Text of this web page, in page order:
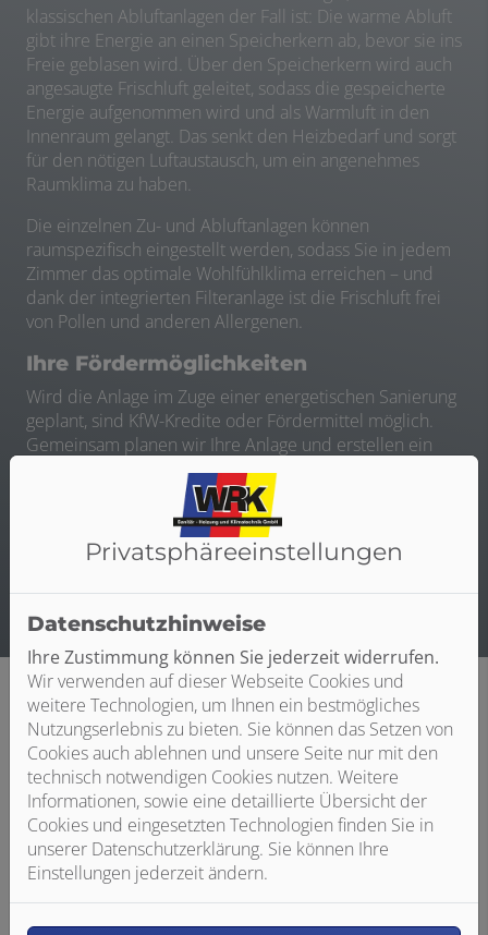
klassischen Abluftanlagen der Fall ist: Die warme Abluft
gibt ihre Energie an einen Speicherkern ab, bevor sie ins
Freie geblasen wird. Über den Speicherkern wird auch
angesaugte Frischluft geleitet, sodass die gespeicherte
Energie aufgenommen wird und als Warmluft in den
Innenraum gelangt. Das senkt den Heizbedarf und sorgt
für den nötigen Luftaustausch, um ein angenehmes
Raumklima zu haben.
Die einzelnen Zu- und Abluftanlagen können
raumspezifisch eingestellt werden, sodass Sie in jedem
Zimmer das optimale Wohlfühlklima erreichen – und
dank der integrierten Filteranlage ist die Frischluft frei
von Pollen und anderen Allergenen.
Ihre Fördermöglichkeiten
Wird die Anlage im Zuge einer energetischen Sanierung
geplant, sind KfW-Kredite oder Fördermittel möglich.
Gemeinsam planen wir Ihre Anlage und erstellen ein
Lüftungskonzept gemäß DIN 1946-6, sodass einer
möglichen Förderung nichts mehr im Weg steht. Gerne
beraten wir Sie ausführlicher zu den Möglichkeiten
einer Förderung!
Privatsphäre­einstellungen
Datenschutzhinweise
Ihre Zustimmung können Sie jederzeit widerrufen.
Wir verwenden auf dieser Webseite Cookies und
weitere Technologien, um Ihnen ein bestmögliches
Nutzungserlebnis zu bieten. Sie können das Setzen von
Cookies auch ablehnen und unsere Seite nur mit den
technisch notwendigen Cookies nutzen. Weitere
Informationen, sowie eine detaillierte Übersicht der
Cookies und eingesetzten Technologien finden Sie in
unserer Datenschutzerklärung. Sie können Ihre
Einstellungen jederzeit ändern.